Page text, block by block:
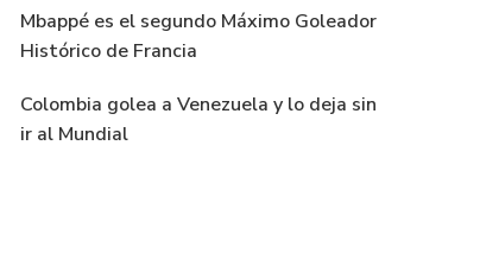
Mbappé es el segundo Máximo Goleador
Histórico de Francia
Colombia golea a Venezuela y lo deja sin
ir al Mundial